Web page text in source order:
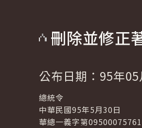
刪除並修正
公布日期：95年
總統令
中華民國95年5月30日
華總一義字第